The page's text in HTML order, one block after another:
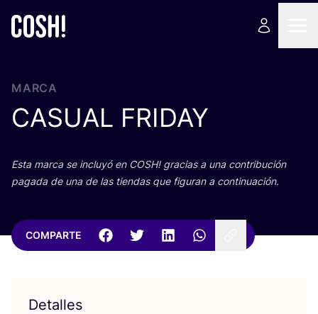
MARCA
CASUAL FRIDAY
Esta mar­ca se inclu­yó en COSH! gra­cias a una con­tri­bu­ción
paga­da de una de las tien­das que figu­ran a continuación.
COMPARTE
Detalles